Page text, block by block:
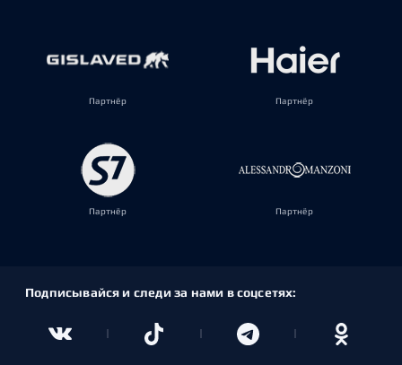
Партнёр Партнёр
Партнёр Партнёр
Подписывайся и следи за нами в соцсетях: